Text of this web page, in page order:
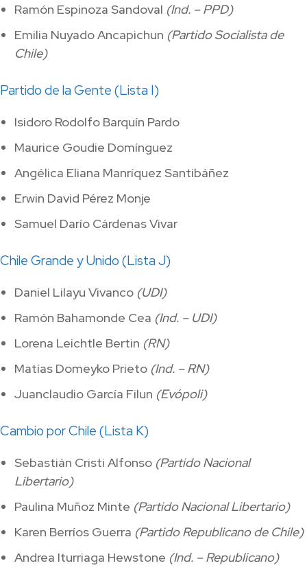
Ramón Espinoza Sandoval (Ind. – PPD)
Emilia Nuyado Ancapichun (Partido Socialista de
Chile)
Partido de la Gente (Lista I)
Isidoro Rodolfo Barquín Pardo
Maurice Goudie Domínguez
Angélica Eliana Manríquez Santibáñez
Erwin David Pérez Monje
Samuel Darío Cárdenas Vivar
Chile Grande y Unido (Lista J)
Daniel Lilayu Vivanco (UDI)
Ramón Bahamonde Cea (Ind. – UDI)
Lorena Leichtle Bertin (RN)
Matías Domeyko Prieto (Ind. – RN)
Juanclaudio García Filun (Evópoli)
Cambio por Chile (Lista K)
Sebastián Cristi Alfonso (Partido Nacional
Libertario)
Paulina Muñoz Minte (Partido Nacional Libertario)
Karen Berríos Guerra (Partido Republicano de Chile)
Andrea Iturriaga Hewstone (Ind. – Republicano)